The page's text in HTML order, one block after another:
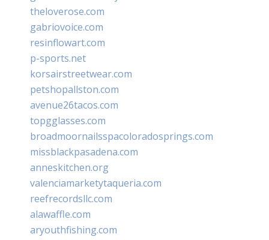
theloverose.com
gabriovoice.com
resinflowart.com
p-sports.net
korsairstreetwear.com
petshopallston.com
avenue26tacos.com
topgglasses.com
broadmoornailsspacoloradosprings.com
missblackpasadena.com
anneskitchen.org
valenciamarketytaqueria.com
reefrecordsllc.com
alawaffle.com
aryouthfishing.com